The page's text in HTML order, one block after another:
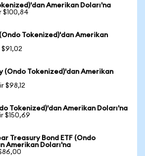
Amerikan Doları'na
$100,84
(Ondo Tokenized)'dan Amerikan
(Ondo Tokenized)'dan Amerikan
$98,12
Tokenized)'dan Amerikan Doları'na
$150,69
Treasury Bond ETF (Ondo
Amerikan Doları'na